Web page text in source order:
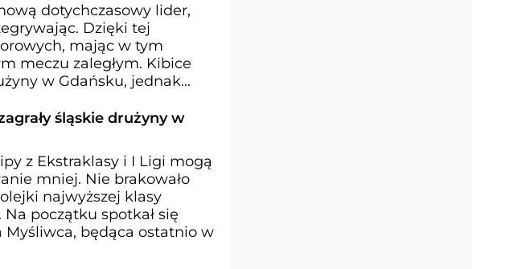
dotychczasowy lider,
Dzięki tej
mając w tym
meczu zaległym. Kibice
w Gdańsku, jednak
śląskie drużyny w
z Ekstraklasy i I Ligi mogą
mniej. Nie brakowało
najwyższej klasy
początku spotkał się
Myśliwca, będąca ostatnio w